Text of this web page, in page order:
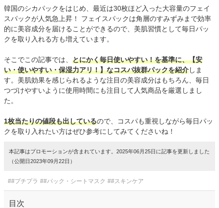
韓国のシカパックをはじめ、最近は30枚ほど入った大容量のフェイ
スパックが人気急上昇！ フェイスパックは角層のすみずみまで効率
的に美容成分を届けることができるので、美肌習慣として毎日パッ
クを取り入れる方も増えています。
そこでこの記事では、 とにかく毎日使いやすい！を基準に、【安
い・使いやすい・保湿力アリ！】なコスパ抜群パックを紹介しま
す。美肌効果を感じられるような注目の美容成分はもちろん、毎日
つづけやすいように使用時間にも注目して人気商品を厳選しまし
た。
1枚当たりの値段も出しているので、コスパも重視しながら毎日パッ
クを取り入れたい方はぜひ参考にしてみてくださいね！
本記事はプロモーションが含まれています。2025年06月25日に記事を更新しました
（公開日2023年09月22日）
##プチプラ ##パック・シートマスク ##スキンケア
目次